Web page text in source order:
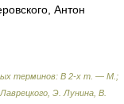
Антон
терминов: В 2-х т. — М.;
Э. Лунина, В.